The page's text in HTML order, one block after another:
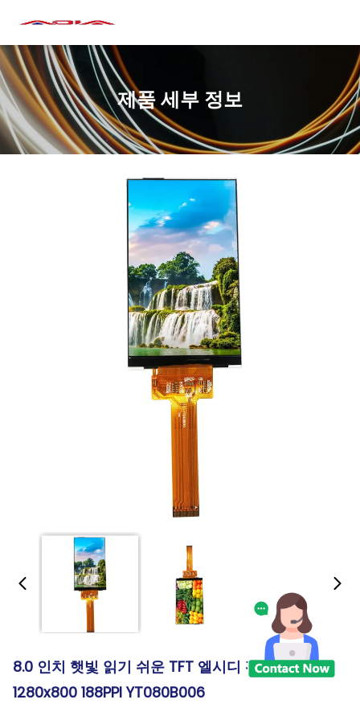
제품 세부 정보
8.0 인치 햇빛 읽기 쉬운 TFT 엘시디 판넬 RGB
1280x800 188PPI YT080B006